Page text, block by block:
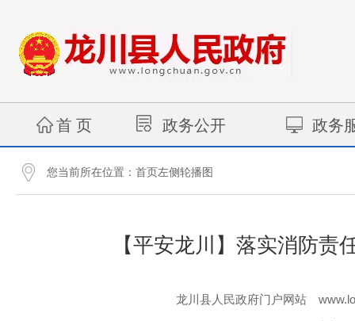
首 页 政务公开 政务
您当前所在位置： 首页左侧轮播图
【平安龙川】落实消防责
龙川县人民政府门户网站